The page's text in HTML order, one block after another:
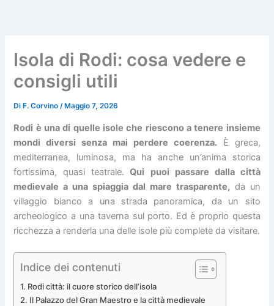
Isola di Rodi: cosa vedere e
consigli utili
Di F. Corvino/ Maggio 7, 2026
Rodi è una di quelle isole che riescono a tenere insieme
mondi diversi senza mai perdere coerenza.È greca,
mediterranea, luminosa, ma ha anche un’anima storica
fortissima, quasi teatrale. Qui puoi passare dalla città
medievale a una spiaggia dal mare trasparente, da un
villaggio bianco a una strada panoramica, da un sito
archeologico a una taverna sul porto. Ed è proprio questa
ricchezza a renderla una delle isole più complete da visitare.
Indice dei contenuti
Rodi città: il cuore storico dell’isola
Il Palazzo del Gran Maestro e la città medievale